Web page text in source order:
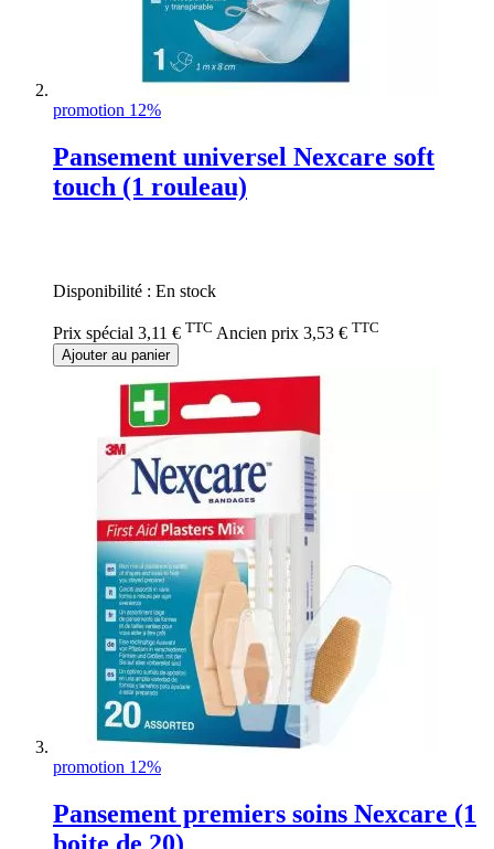
promotion 12%
Pansement universel Nexcare soft
touch (1 rouleau)
Disponibilité : En stock
Prix spécial 3,11 € TTC Ancien prix 3,53 € TTC
Ajouter au panier
promotion 12%
Pansement premiers soins Nexcare (1